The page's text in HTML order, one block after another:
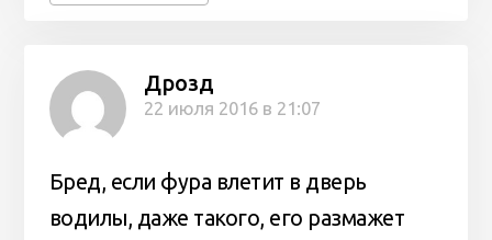
Дрозд
22 июля 2016 в 21:07
Бред, если фура влетит в дверь
водилы, даже такого, его размажет